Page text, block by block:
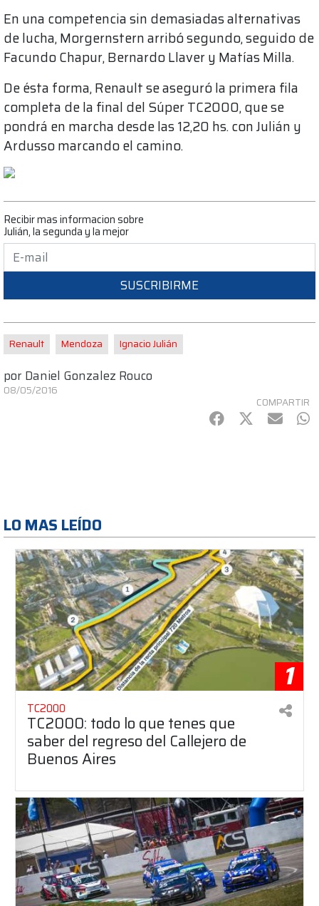
En una competencia sin demasiadas alternativas
de lucha, Morgernstern arribó segundo, seguido de
Facundo Chapur, Bernardo Llaver y Matías Milla.
De ésta forma, Renault se aseguró la primera fila
completa de la final del Súper TC2000, que se
pondrá en marcha desde las 12,20 hs. con Julián y
Ardusso marcando el camino.
Recibir mas informacion sobre
Julián, la segunda y la mejor
SUSCRIBIRME
Renault Mendoza Ignacio Julián
por Daniel Gonzalez Rouco
08/05/2016
COMPARTIR
Facebook
Twitter
mail
LO MAS LEÍDO
1
TC2000
TC2000: todo lo que tenes que
saber del regreso del Callejero de
Buenos Aires